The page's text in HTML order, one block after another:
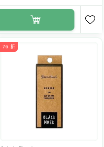
76 折